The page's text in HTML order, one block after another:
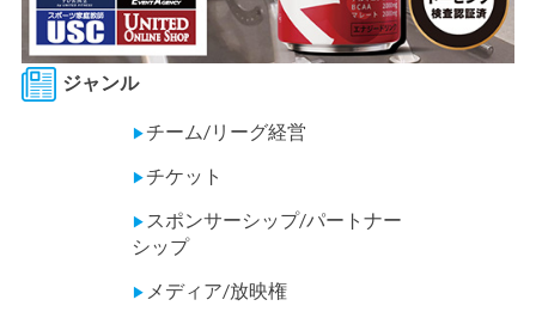
ジャンル
▶チーム/リーグ経営
▶チケット
▶ スポンサーシップ/パートナー
シップ
▶ メディア/放映権